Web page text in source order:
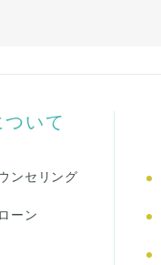
ついて
ンセリング
ーン